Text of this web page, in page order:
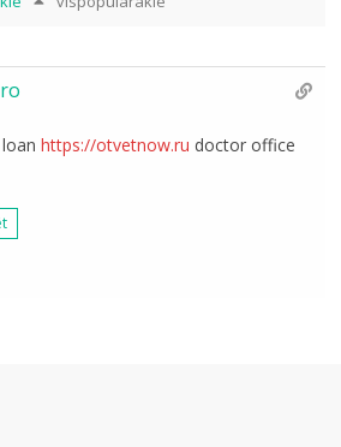
loanhttps://otvetnow.ru doctor office